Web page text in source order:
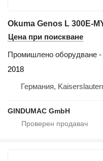
Okuma Genos L 300E-
Цена при поискване
Промишлено оборудване -
2018
Германия,
GINDUMAC GmbH